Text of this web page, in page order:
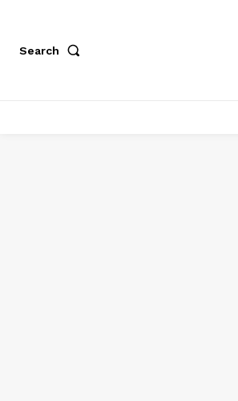
Search